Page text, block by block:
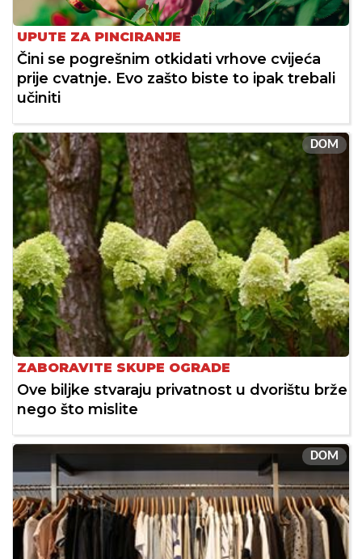
UPUTE ZA PINCIRANJE
Čini se pogrešnim otkidati vrhove cvijeća
prije cvatnje. Evo zašto biste to ipak trebali
učiniti
DOM
ZABORAVITE SKUPE OGRADE
Ove biljke stvaraju privatnost u dvorištu brže
nego što mislite
DOM